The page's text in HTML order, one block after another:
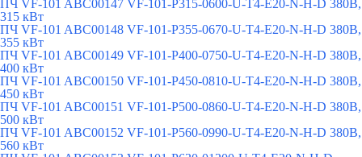
ПЧ VF-101 ABC00147 VF-101-P315-0600-U-T4-E20-N-H-D 380В,
315 кВт
ПЧ VF-101 ABC00148 VF-101-P355-0670-U-T4-E20-N-H-D 380В,
355 кВт
ПЧ VF-101 ABC00149 VF-101-P400-0750-U-T4-E20-N-H-D 380В,
400 кВт
ПЧ VF-101 ABC00150 VF-101-P450-0810-U-T4-E20-N-H-D 380В,
450 кВт
ПЧ VF-101 ABC00151 VF-101-P500-0860-U-T4-E20-N-H-D 380В,
500 кВт
ПЧ VF-101 ABC00152 VF-101-P560-0990-U-T4-E20-N-H-D 380В,
560 кВт